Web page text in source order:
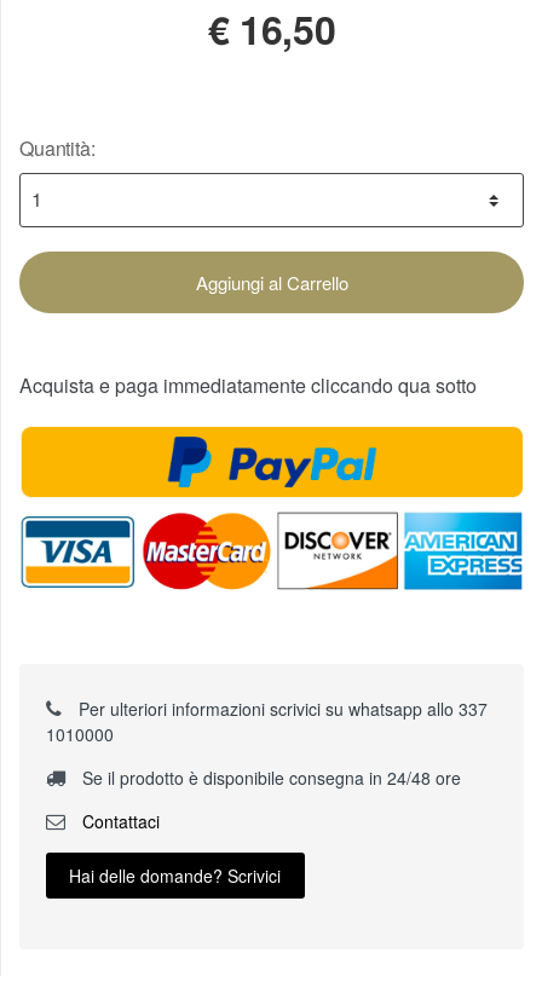
€ 16,50
Quantità:
Aggiungi al Carrello
Acquista e paga immediatamente cliccando qua sotto
Per ulteriori informazioni scrivici su whatsapp allo 337
1010000
Se il prodotto è disponibile consegna in 24/48 ore
Contattaci
Hai delle domande? Scrivici